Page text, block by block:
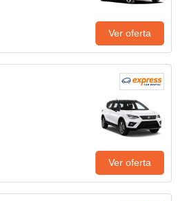
Ver oferta
Ver oferta